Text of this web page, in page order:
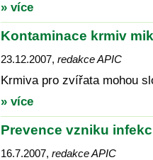
» více
Kontaminace krmiv
23.12.2007, redakce APIC
Krmiva pro zvířata mohou
» více
Prevence vzniku
16.7.2007, redakce APIC